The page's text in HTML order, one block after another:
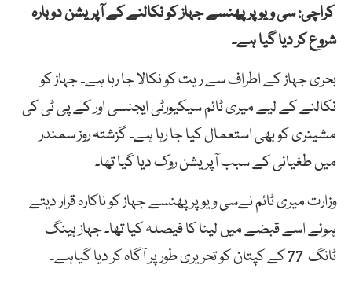
کراچی: سی ویو پر پھنسے جہاز کو نکالنے کے آپریشن دوبارہ
شروع کر دیا گیا ہے۔
بحری جہاز کے اطراف سے ریت کو نکالا جا رہا ہے۔ جہاز کو
نکالنے کے لیے میری ٹائم سیکیورٹی ایجنسی اور کے پی ٹی کی
مشینری کو بھی استعمال کیا جا رہا ہے۔ گزشتہ روز سمندر
میں طغیانی کے سبب آپریشن روک دیا گیا تھا۔
وزارت میری ٹائم نےسی ویو پرپھنسے جہاز کو ناکارہ قرار دیتے
ہوئے اسے قبضے میں لینا کا فیصلہ کیا تھا۔ جہاز ہینگ
ٹانگ 77 کے کپتان کو تحریری طور پر آگاہ کر دیا گیاہے۔